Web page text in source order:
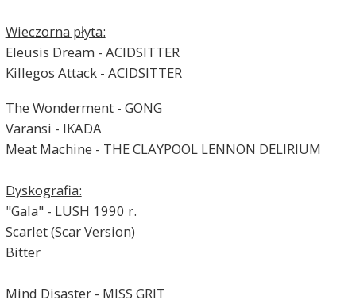
Wieczorna płyta:
Eleusis Dream - ACIDSITTER
Killegos Attack - ACIDSITTER
The Wonderment - GONG
Varansi - IKADA
Meat Machine - THE CLAYPOOL LENNON DELIRIUM
Dyskografia:
"Gala" - LUSH 1990 r.
Scarlet (Scar Version)
Bitter
Mind Disaster - MISS GRIT